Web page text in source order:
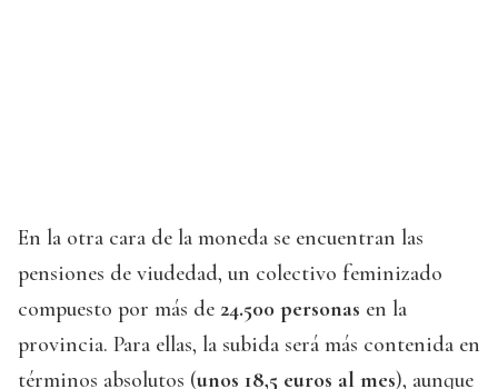
En la otra cara de la moneda se encuentran las
pensiones de viudedad, un colectivo feminizado
compuesto por más de 24.500 personas en la
provincia. Para ellas, la subida será más contenida en
términos absolutos (unos 18,5 euros al mes), aunque